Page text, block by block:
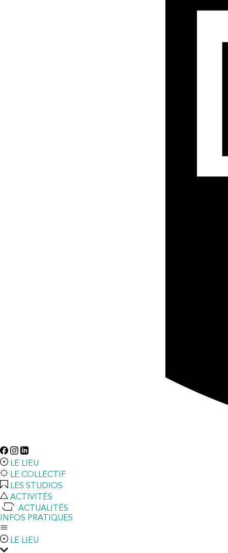
LE LIEU
LE COLLECTIF
LES STUDIOS
ACTIVITÉS
ACTUALITÉS
INFOS PRATIQUES
LE LIEU